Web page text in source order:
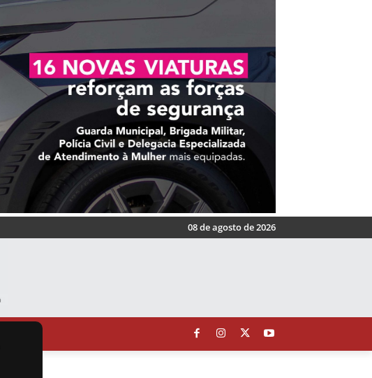
08 de agosto de 2026